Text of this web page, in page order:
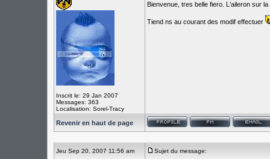
Inscrit le: 29 Jan 2007
Messages: 363
Localisation: Sorel-Tracy
Bienvenue, tres belle fiero. L'aileron sur
Tiend ns au courant des modif effectuer
Revenir en haut de page
Jeu Sep 20, 2007 11:56 am Sujet du message: